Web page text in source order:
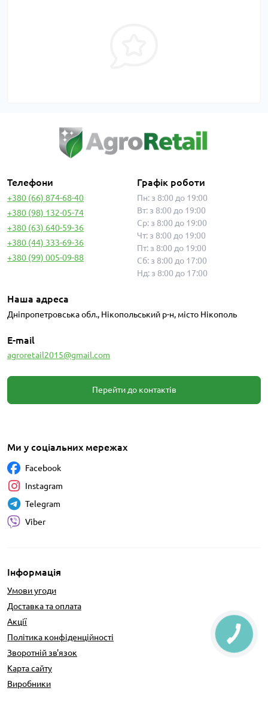
Телефони
+380 (66) 874-68-40
+380 (98) 132-05-74
+380 (63) 640-59-36
+380 (44) 333-69-36
+380 (99) 005-09-88
Графік роботи
Пн: з 8:00 до 19:00
Вт: з 8:00 до 19:00
Ср: з 8:00 до 19:00
Чт: з 8:00 до 19:00
Пт: з 8:00 до 19:00
Сб: з 8:00 до 17:00
Нд: з 8:00 до 17:00
Наша адреса
Дніпропетровська обл., Нікопольський р-н, місто Нікополь
E-mail
agroretail2015@gmail.com
Перейти до контактів
Інформація
Умови угоди
Доставка та оплата
Акції
Політика конфіденційності
Зворотній зв'язок
Карта сайту
Виробники
Ми у соціальних мережах
Facebook
Instagram
Telegram
Viber